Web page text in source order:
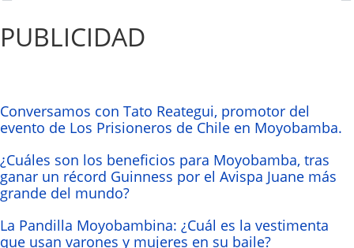
PUBLICIDAD
Conversamos con Tato Reategui, promotor del
evento de Los Prisioneros de Chile en Moyobamba.
¿Cuáles son los beneficios para Moyobamba, tras
ganar un récord Guinness por el Avispa Juane más
grande del mundo?
La Pandilla Moyobambina: ¿Cuál es la vestimenta
que usan varones y mujeres en su baile?